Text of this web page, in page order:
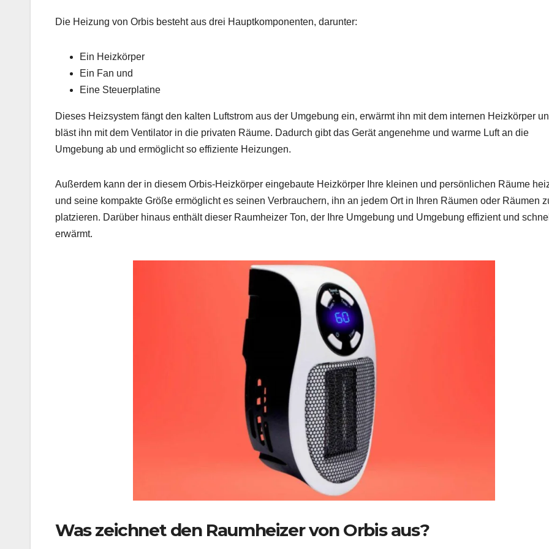
Die Heizung von Orbis besteht aus drei Hauptkomponenten, darunter:
Ein Heizkörper
Ein Fan und
Eine Steuerplatine
Dieses Heizsystem fängt den kalten Luftstrom aus der Umgebung ein, erwärmt ihn mit dem internen Heizkörper
bläst ihn mit dem Ventilator in die privaten Räume. Dadurch gibt das Gerät angenehme und warme Luft an die
Umgebung ab und ermöglicht so effiziente Heizungen.
Außerdem kann der in diesem Orbis-Heizkörper eingebaute Heizkörper Ihre kleinen und persönlichen Räume
und seine kompakte Größe ermöglicht es seinen Verbrauchern, ihn an jedem Ort in Ihren Räumen oder Räumen
platzieren. Darüber hinaus enthält dieser Raumheizer Ton, der Ihre Umgebung und Umgebung effizient und schnell
erwärmt.
Was zeichnet den Raumheizer von Orbis aus?